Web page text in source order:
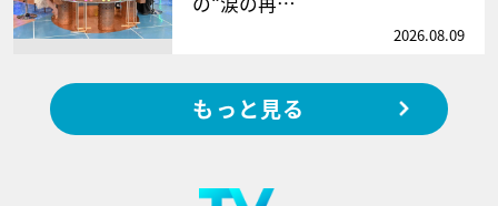
2026.08.09
もっと見る